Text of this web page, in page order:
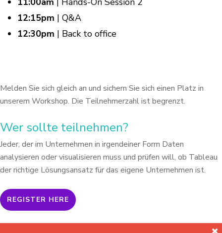
12:15pm | Q&A
12:30pm | Back to office
Melden Sie sich gleich an und sichern Sie sich einen Platz in
unserem Workshop. Die Teilnehmerzahl ist begrenzt.
Wer sollte teilnehmen?
Jeder, der im Unternehmen in irgendeiner Form Daten
analysieren odervisualisieren muss und prüfen will, ob Tableau
der richtige Lösungsansatz für das eigene Unternehmen ist.
REGISTER HERE